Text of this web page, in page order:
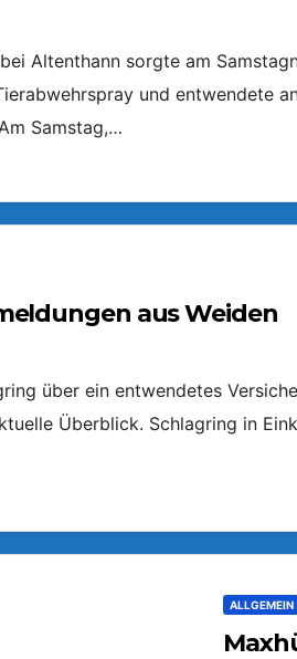
Altenthann sorgte am
und entwendete
Samstag,…
aus Weiden
über ein entwendetes
Überblick. Schlagring in
ALLGEMEIN